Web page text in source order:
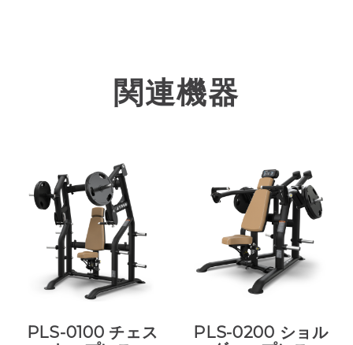
関連機器
PLS-0100 チェス
PLS-0200 ショル